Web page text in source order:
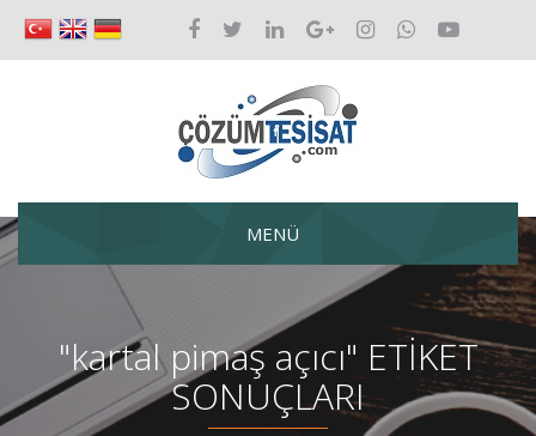
MENÜ
"kartal pimaş açıcı" ETİKET
SONUÇLARI